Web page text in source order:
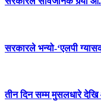
सरकारले भन्यो-‘एलपी
तीन दिन सम्म मुसलधारे